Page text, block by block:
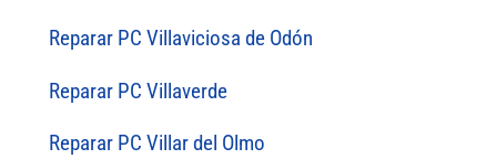
Reparar PC Villaviciosa de Odón
Reparar PC Villaverde
Reparar PC Villar del Olmo